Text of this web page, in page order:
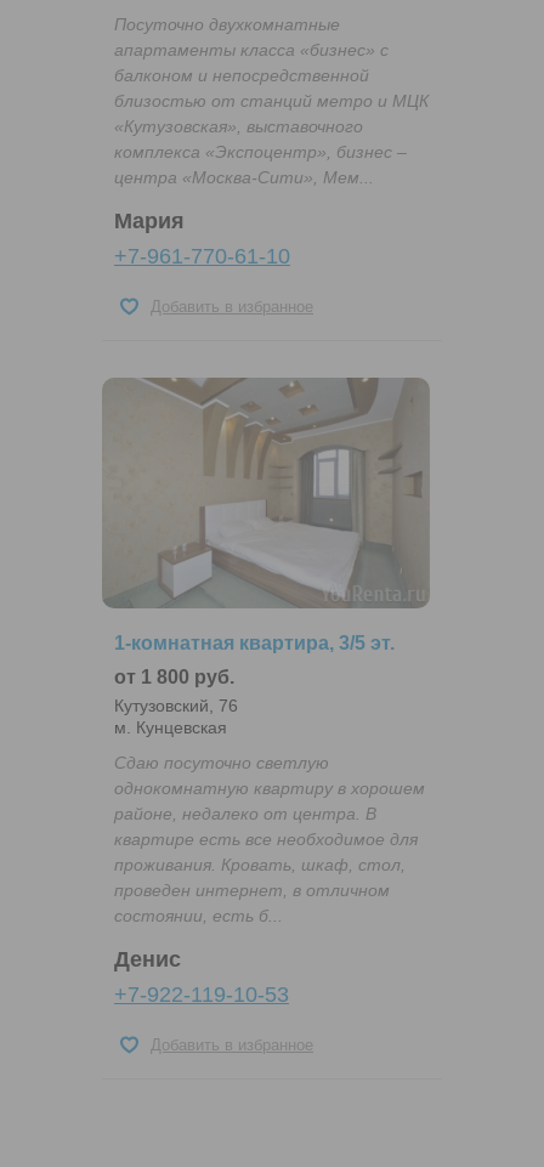
Посуточно двухкомнатные
апартаменты класса «бизнес» с
балконом и непосредственной
близостью от станций метро и МЦК
«Кутузовская», выставочного
комплекса «Экспоцентр», бизнес –
центра «Москва-Сити», Мем...
Мария
+7-961-770-61-10
Добавить в избранное
1-комнатная квартира, 3/5 эт.
от 1 800 руб.
Кутузовский, 76
м. Кунцевская
Сдаю посуточно светлую
однокомнатную квартиру в хорошем
районе, недалеко от центра. В
квартире есть все необходимое для
проживания. Кровать, шкаф, стол,
проведен интернет, в отличном
состоянии, есть б...
Денис
+7-922-119-10-53
Добавить в избранное